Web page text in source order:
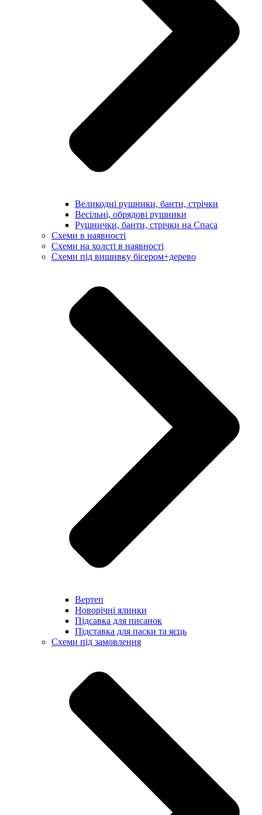
Великодні рушники, банти, стрічки
Весільні, обрядові рушники
Рушнички, банти, стрічки на Спаса
Схеми в наявності
Схеми на холсті в наявності
Схеми під вишивку бісером+дерево
Вертеп
Новорічні ялинки
Підсавка для писанок
Підставка для паски та яєць
Схеми під замовлення